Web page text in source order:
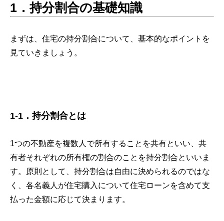
1．持分割合の基礎知識
まずは、住宅の持分割合について、基本的なポイントを
見ていきましょう。
1-1．持分割合とは
1つの不動産を複数人で所有することを共有といい、共
有者それぞれの所有権の割合のことを持分割合といいま
す。原則として、持分割合は自由に決められるのではな
く、各名義人が住宅購入について住宅ローンを含めて支
払った金額に応じて決まります。